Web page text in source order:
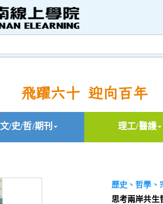
飛躍六十 迎向百年
文/史/哲/期刊 理工/醫護
歷史、哲學、
思考兩岸共生